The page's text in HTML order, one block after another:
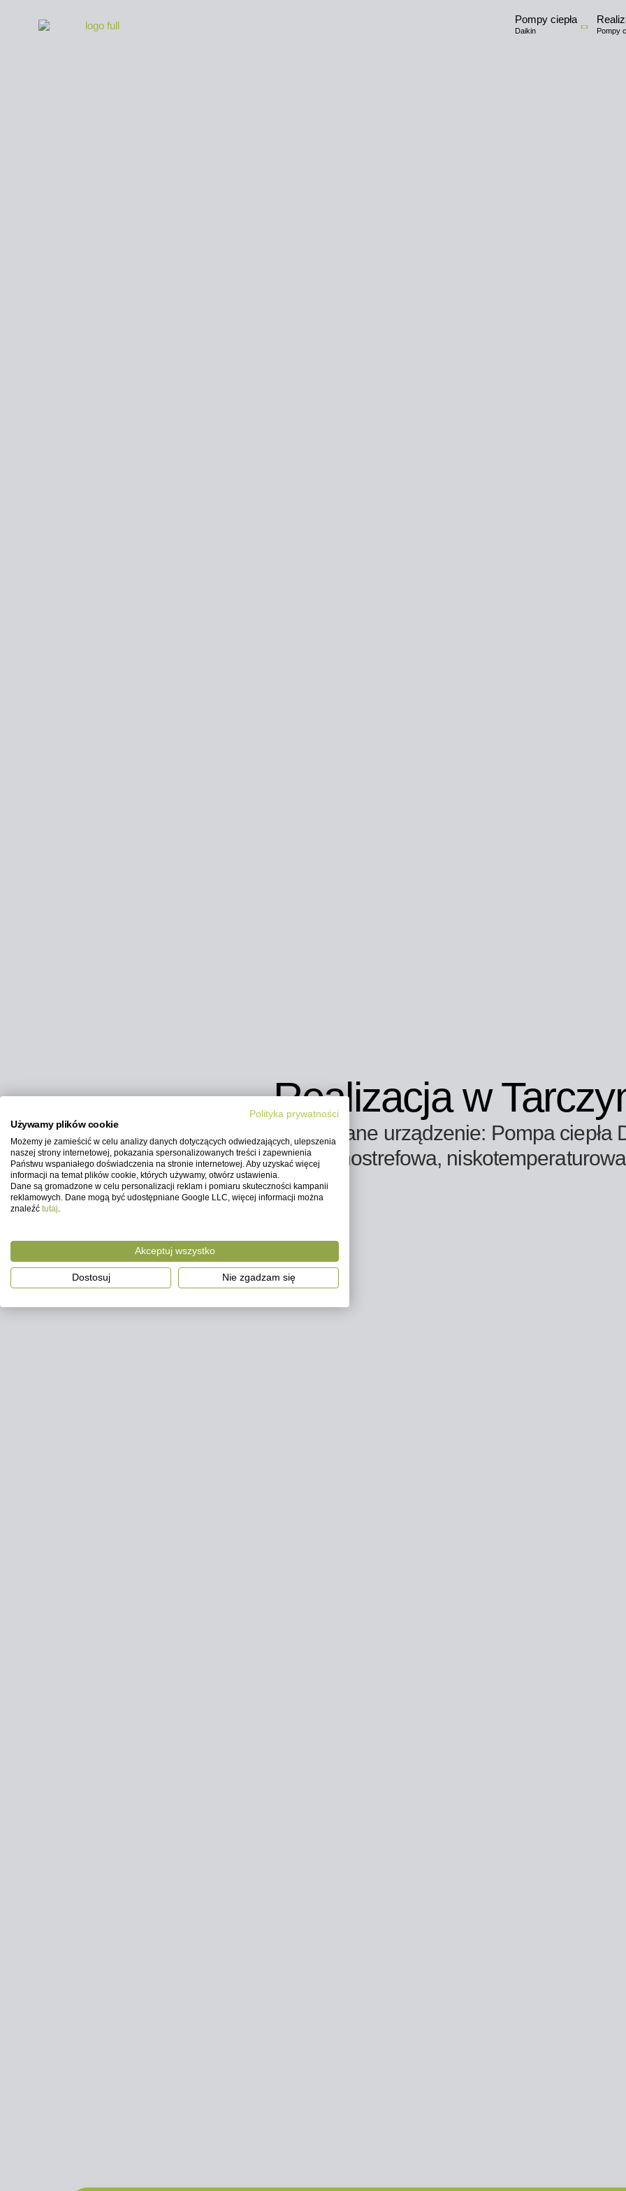
Pompy ciepła
Daikin Pompy
Realizacja w
Zamontowane urządzenie: Pompa ciepła
jednostrefowa, niskotemperaturowa
Polityka prywatności
Używamy plików cookie
Możemy je zamieścić w celu analizy danych dotyczących odwiedzających, ulepszenia
naszej strony internetowej, pokazania spersonalizowanych treści i zapewnienia
Państwu wspaniałego doświadczenia na stronie internetowej. Aby uzyskać więcej
informacji na temat plików cookie, których używamy, otwórz ustawienia.
Dane są gromadzone w celu personalizacji reklam i pomiaru skuteczności kampanii
reklamowych. Dane mogą być udostępniane Google LLC, więcej informacji można
znaleźć tutaj
Akceptuj wszystko
Dostosuj Nie zgadzam się